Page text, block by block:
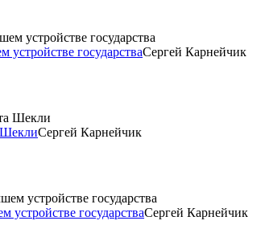
государстваСергей Карнейчик
Сергей Карнейчик
государстваСергей Карнейчик